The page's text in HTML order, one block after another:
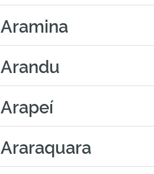
Aramina
Arandu
Arapeí
Araraquara